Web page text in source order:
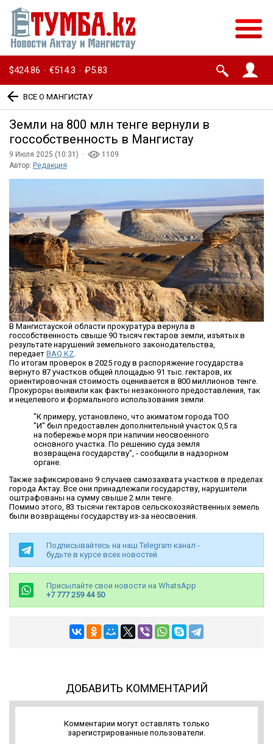
$424.86 · €514.3 · ₽5.83
ВСЕ О МАНГИСТАУ
Земли на 800 млн тенге вернули в
госсобственность в Мангистау
9 Июля 2025 (10:31) ·
1109
Автор: Редакция
В Мангистауской области прокуратура вернула в
госсобственность свыше 90 тысяч гектаров земли, изъятых в
результате нарушений земельного законодательства,
передает BAQ.KZ.
По итогам проверок в 2025 году в распоряжение государства
вернуто 87 участков общей площадью 91 тыс. гектаров, их
ориентировочная стоимость оценивается в 800 миллионов тенге.
Прокуроры выявили как факты незаконного предоставления, так
и нецелевого и формального использования земли.
"К примеру, установлено, что акиматом города ТОО
"И" был предоставлен дополнительный участок 0,5 га
на побережье моря при наличии неосвоенного
основного участка. По решению суда земля
возвращена государству", - сообщили в надзорном
органе.
Также зафиксировано 9 случаев самозахвата участков в пределах
города Актау. Все они принадлежали государству, нарушители
оштрафованы на сумму свыше 2 млн тенге.
Помимо этого, 83 тысячи гектаров сельскохозяйственных земель
были возвращены государству из-за неосвоения.
Подписывайтесь на наш Telegram канал -
будьте в курсе всех новостей
Присылайте свои новости на WhatsApp
+7 777 259 44 50
ДОБАВИТЬ КОММЕНТАРИЙ
Комментарии могут оставлять только
зарегистрированные пользователи.